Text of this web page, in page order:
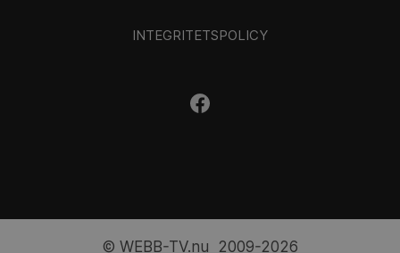
INTEGRITETSPOLICY
© WEBB-TV.nu 2009-2026